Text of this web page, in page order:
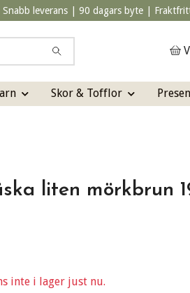
Snabb leverans | 90 dagars byte |
Skor & Tofflor
liten mörkbrun
inte i lager just nu.